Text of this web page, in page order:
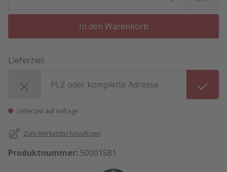
In den Warenkorb
Lieferziel:
Lieferzeit auf Anfrage
Zum Merkzettel hinzufügen
Produktnummer: 50001581